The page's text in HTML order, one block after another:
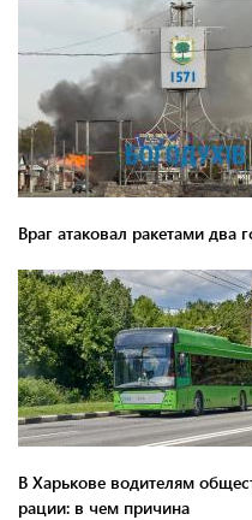
Враг атаковал ракетами два
В Харькове водителям
рации: в чем причина